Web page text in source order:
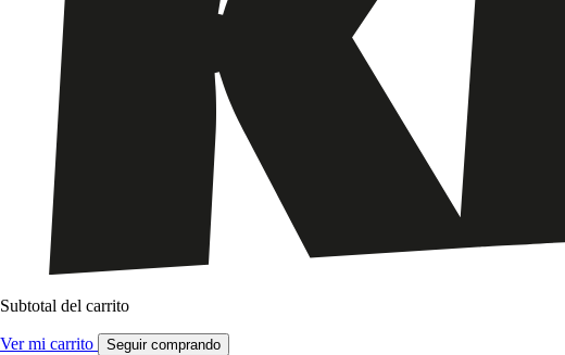
Subtotal del carrito
Ver mi carrito Seguir comprando